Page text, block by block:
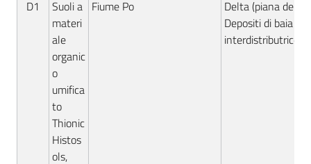
D1
Suoli a
materi
ale
organic
o
umifica
to
Thionic
Histos
ols,
Fiume Po
Delta (piana
Depositi di baia
interdistributrice